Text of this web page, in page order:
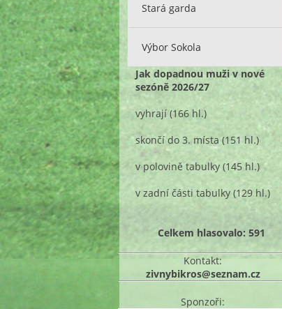
Stará garda
Výbor Sokola
Jak dopadnou muži v nové
sezóně 2026/27
vyhrají (166 hl.)
skončí do 3. místa(151 hl.)
v polovině tabulky (145 hl.)
v zadní části tabulky (129 hl.)
Celkem hlasovalo: 591
Kontakt:
zivnybikros@seznam.cz
Sponzoři: